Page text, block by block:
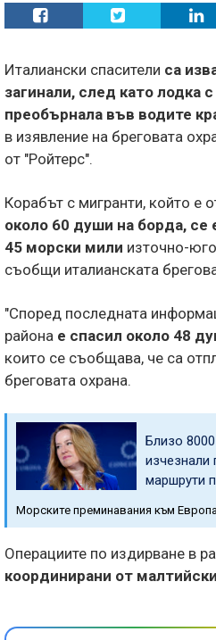
Италиански спасители са
загинали, след като лодка
преобърнала във водите
в изявление на бреговата
от "Ройтерс".
Корабът с мигранти, който е
около 60 души на борда, се
45 морски мили източно-
съобщи италианската
"Според последната
района е спасил около 48
които се съобщава, че са
бреговата охрана.
Близо
изчезнали
маршрути
Морските преминавания към
Операциите по издирване в
координирани от